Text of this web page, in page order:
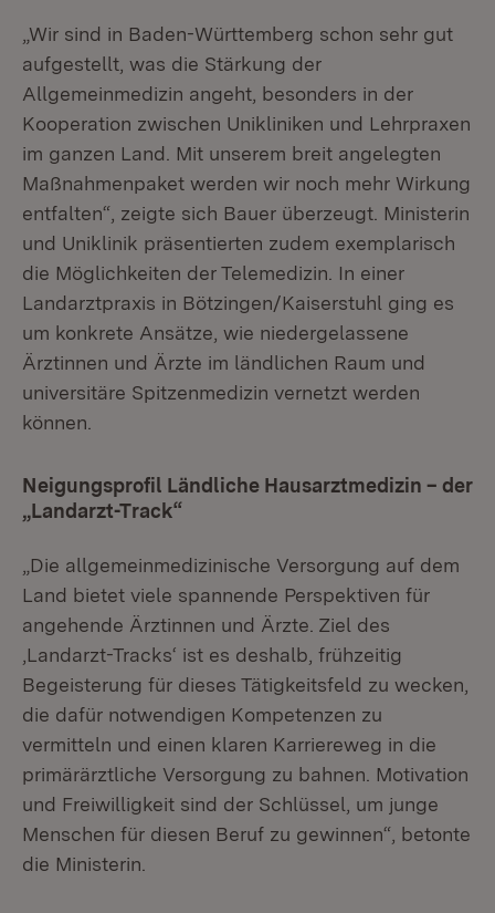
„Wir sind in Baden-Württemberg schon sehr gut
aufgestellt, was die Stärkung der
Allgemeinmedizin angeht, besonders in der
Kooperation zwischen Unikliniken und Lehrpraxen
im ganzen Land. Mit unserem breit angelegten
Maßnahmenpaket werden wir noch mehr Wirkung
entfalten“, zeigte sich Bauer überzeugt. Ministerin
und Uniklinik präsentierten zudem exemplarisch
die Möglichkeiten der Telemedizin. In einer
Landarztpraxis in Bötzingen/Kaiserstuhl ging es
um konkrete Ansätze, wie niedergelassene
Ärztinnen und Ärzte im ländlichen Raum und
universitäre Spitzenmedizin vernetzt werden
können.
Neigungsprofil Ländliche Hausarztmedizin – der
„Landarzt-Track“
„Die allgemeinmedizinische Versorgung auf dem
Land bietet viele spannende Perspektiven für
angehende Ärztinnen und Ärzte. Ziel des
‚Landarzt-Tracks‘ ist es deshalb, frühzeitig
Begeisterung für dieses Tätigkeitsfeld zu wecken,
die dafür notwendigen Kompetenzen zu
vermitteln und einen klaren Karriereweg in die
primärärztliche Versorgung zu bahnen. Motivation
und Freiwilligkeit sind der Schlüssel, um junge
Menschen für diesen Beruf zu gewinnen“, betonte
die Ministerin.